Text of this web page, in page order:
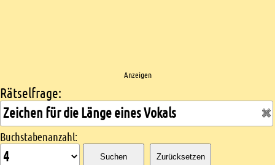
Anzeigen
Kreuzworträtsel suchen
Rätselfrage:
Buchstabenanzahl:
Suchen Zurücksetzen